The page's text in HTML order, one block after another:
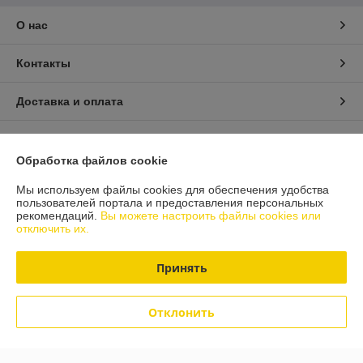
О нас
Контакты
Доставка и оплата
Политика обработки cookies
Сайт создан на платформе Deal.by
Обработка файлов cookie
Мы используем файлы cookies для обеспечения удобства
пользователей портала и предоставления персональных
рекомендаций. Вы можете настроить файлы cookies или
отключить их.
Принять
Отклонить